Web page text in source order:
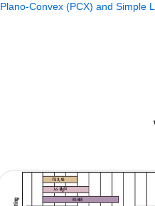
Plano-Convex (PCX) and Simple